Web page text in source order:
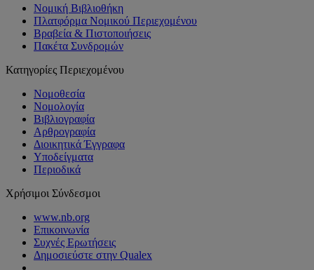
Νομική Βιβλιοθήκη
Πλατφόρμα Νομικού Περιεχομένου
Βραβεία & Πιστοποιήσεις
Πακέτα Συνδρομών
Κατηγορίες Περιεχομένου
Νομοθεσία
Νομολογία
Βιβλιογραφία
Αρθρογραφία
Διοικητικά Έγγραφα
Υποδείγματα
Περιοδικά
Χρήσιμοι Σύνδεσμοι
www.nb.org
Επικοινωνία
Συχνές Ερωτήσεις
Δημοσιεύστε στην Qualex